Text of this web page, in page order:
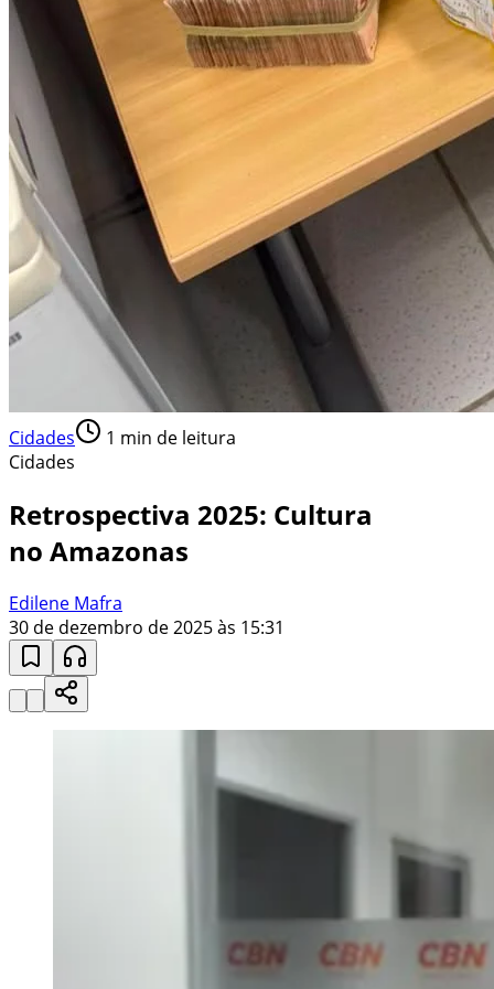
Cidades 1 min de leitura
Cidades
Retrospectiva 2025: Cultura
no Amazonas
Edilene Mafra
30 de dezembro de 2025 às 15:31